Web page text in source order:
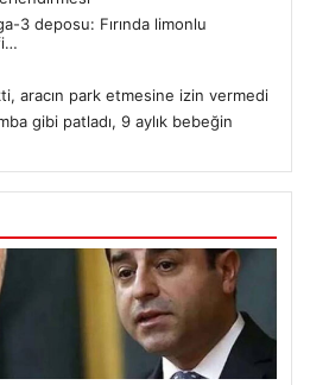
3 deposu: Fırında limonlu
aracın park etmesine izin vermedi
gibi patladı, 9 aylık bebeğin